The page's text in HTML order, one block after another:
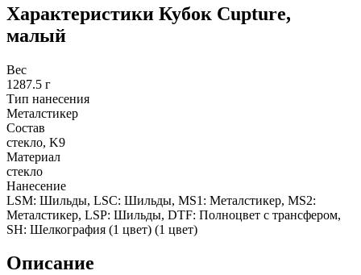
Характеристики Кубок Cupture,
малый
Вес
1287.5 г
Тип нанесения
Металстикер
Состав
стекло, K9
Материал
стекло
Нанесение
LSM: Шильды, LSC: Шильды, MS1: Металстикер, MS2:
Металстикер, LSP: Шильды, DTF: Полноцвет с трансфером,
SH: Шелкография (1 цвет) (1 цвет)
Описание